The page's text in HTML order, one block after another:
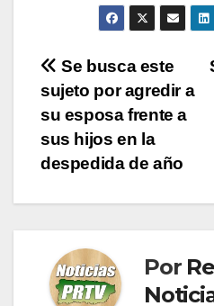
Navegación
de
entradas
Se busca este
sujeto por agredir a
su esposa frente a
sus hijos en la
despedida de año
Por